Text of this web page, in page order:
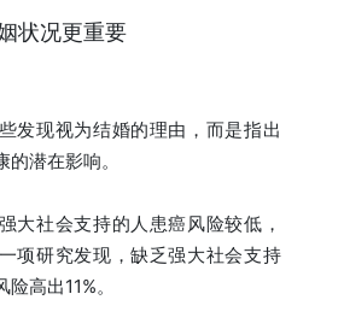
状况更重要
发现视为结婚的理由，而是指出
的潜在影响。
大社会支持的人患癌风险较低，
项研究发现，缺乏强大社会支持
高出11%。